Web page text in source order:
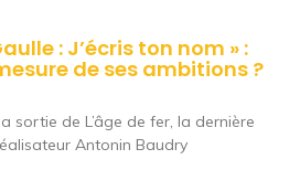
: J’écris ton nom » :
de ses ambitions ?
sortie de L’âge de fer, la dernière
Antonin Baudry